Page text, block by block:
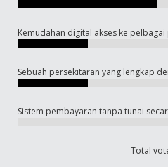
Kemudahan digital akses ke
Sebuah persekitaran yang lengkap
Sistem pembayaran tanpa tunai
Total